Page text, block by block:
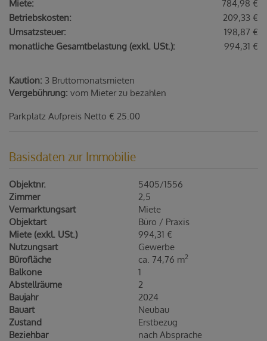
Miete:
784,98 €
Betriebskosten:
209,33 €
Umsatzsteuer:
198,87 €
monatliche Gesamtbelastung (exkl. USt.):
994,31 €
Kaution: 3 Bruttomonatsmieten
Vergebührung: vom Mieter zu bezahlen
Parkplatz Aufpreis Netto € 25.00
Basisdaten zur Immobilie
Objektnr.
5405/1556
Zimmer
2,5
Vermarktungsart
Miete
Objektart
Büro / Praxis
Miete (exkl. USt.)
994,31 €
Nutzungsart
Gewerbe
Bürofläche
ca. 74,76 m2
Balkone
1
Abstellräume
2
Baujahr
2024
Bauart
Neubau
Zustand
Erstbezug
Beziehbar
nach Absprache